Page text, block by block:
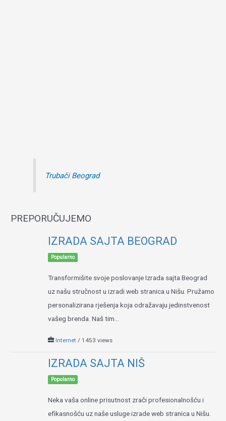
Trubači Beograd
PREPORUČUJEMO
IZRADA SAJTA BEOGRAD
Popularno
Transformišite svoje poslovanje Izrada sajta Beograd
uz našu stručnost u izradi web stranica u Nišu. Pružamo
personalizirana rješenja koja odražavaju jedinstvenost
vašeg brenda. Naš tim...
Internet / 1453 views
IZRADA SAJTA NIŠ
Popularno
Neka vaša online prisutnost zrači profesionalnošću i
efikasnošću uz naše usluge izrade web stranica u Nišu.